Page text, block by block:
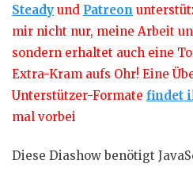
Steady und Patreon
mir nicht nur, meine Arbeit
sondern erhaltet auch eine
Extra-Kram aufs Ohr! Eine
Unterstützer-Formate findet
mal vorbei
Diese Diashow benötigt